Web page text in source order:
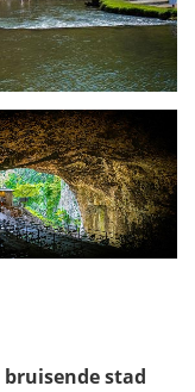
bruisende stad